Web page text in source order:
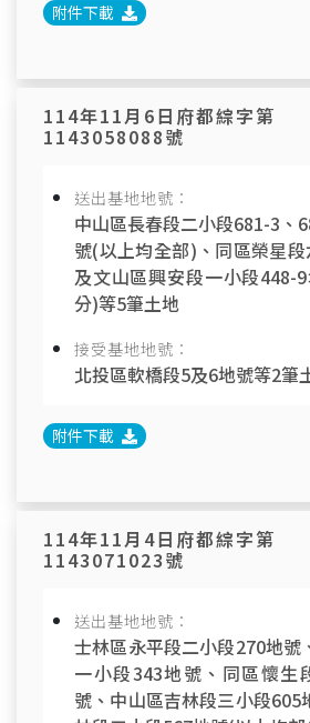
附件下載
114年11月6日府都綜字第
1143058088號
送出基地地號：
中山區長春段二小段681-3、
號(以上均全部)、同區榮星
及文山區興安段一小段448-
分)等5筆土地
接受基地地號：
北投區軟橋段5及6地號等2筆
附件下載
114年11月4日府都綜字第
1143071023號
送出基地地號：
士林區永平段二小段270地號
一小段343地號、同區懷生
號、中山區吉林段三小段605